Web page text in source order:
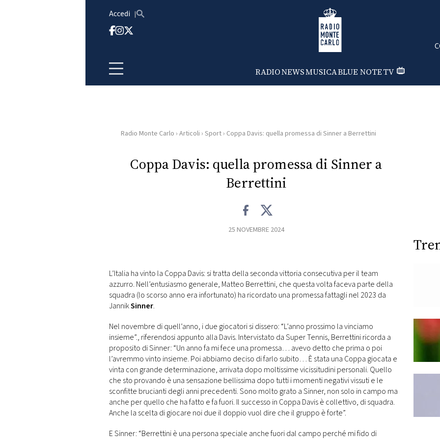
Accedi Radio Monte Carlo
RADIONEWSMUSICABLUE NOTETV
HOME
FOTO
CONCORSI
EVENTI
VIDEO
TV
PRINCIPATO
Radio Monte Carlo › Articoli › Sport › Coppa Davis: quella promessa di Sinner a Berrettini
Coppa Davis: quella promessa di Sinner a
Berrettini
25 NOVEMBRE 2024
L’Italia ha vinto la Coppa Davis: si tratta della seconda vittoria consecutiva per il team
azzurro. Nell’entusiasmo generale, Matteo Berrettini, che questa volta faceva parte della
squadra (lo scorso anno era infortunato) ha ricordato una promessa fattagli nel 2023 da
JannikSinner.
Nel novembre di quell’anno, i due giocatori si dissero: “L’anno prossimo la vinciamo
insieme”., riferendosi appunto alla Davis. Intervistato da Super Tennis, Berrettini ricorda a
proposito di Sinner: “Un anno fa mi fece una promessa… avevo detto che prima o poi
l’avremmo vinto insieme. Poi abbiamo deciso di farlo subito… È stata una Coppa giocata e
vinta con grande determinazione, arrivata dopo moltissime vicissitudini personali. Quello
che sto provando è una sensazione bellissima dopo tutti i momenti negativi vissuti e le
sconfitte brucianti degli anni precedenti. Sono molto grato a Sinner, non solo in campo ma
anche per quello che ha fatto e fa fuori. Il successo in Coppa Davis è collettivo, di squadra.
Anche la scelta di giocare noi due il doppio vuol dire che il gruppo è forte”.
E Sinner: “Berrettini è una persona speciale anche fuori dal campo perché mi fido di